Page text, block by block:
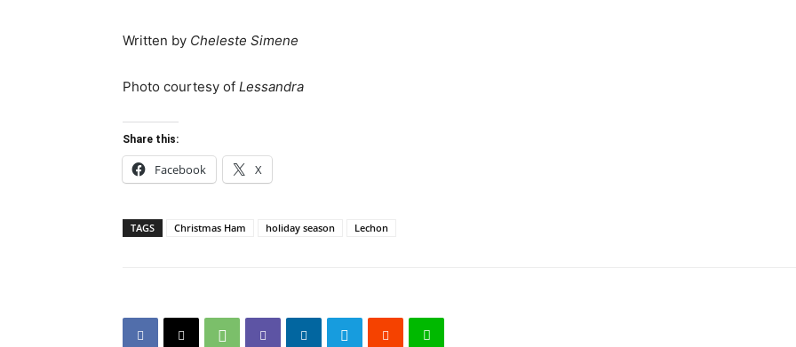
Written by Cheleste Simene
Photo courtesy of Lessandra
Share this:
Facebook X
TAGS Christmas Ham holiday season Lechon